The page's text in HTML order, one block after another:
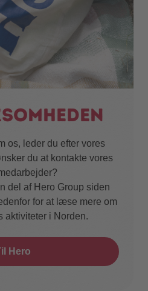
os, leder du efter vores
du at kontakte vores
del af Hero Group siden
for at læse mere om
aktiviteter i Norden.
Hero